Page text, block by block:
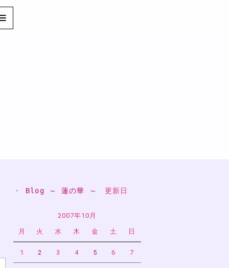
・ Blog ～ 蓮の華 ～ 更新日
2007年10月
月 火 水 木 金 土 日
1 2 3 4 5 6 7